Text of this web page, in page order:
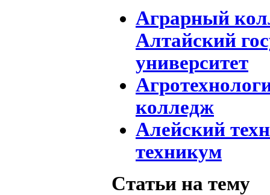
Аграрный
Алтайский
университет
колледж
Алейский
техникум
Статьи на тему